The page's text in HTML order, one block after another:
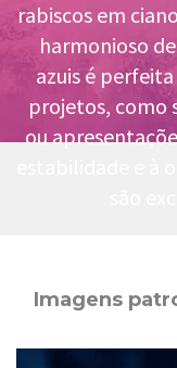
rabiscos em
harmonioso
azuis é
projetos, como
ou
são
Imagens